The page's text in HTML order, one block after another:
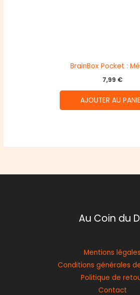
BrainBox Pocket :
7,99 €
AJOUTER AU
Au Coin du
Mentions légales
Conditions générales
Politique de
Contact